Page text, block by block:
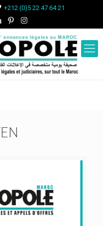
+212 (0)5 22 47 64 21